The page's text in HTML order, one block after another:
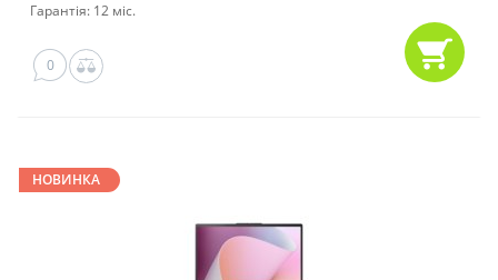
Гарантія: 12 міс.
0
НОВИНКА